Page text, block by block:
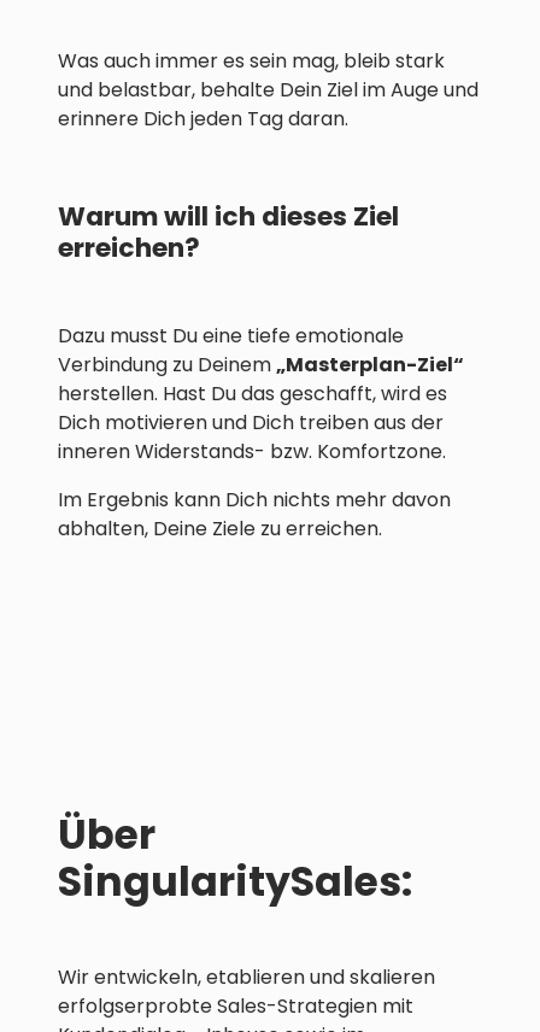
Was auch immer es sein mag, bleib stark
und belastbar, behalte Dein Ziel im Auge und
erinnere Dich jeden Tag daran.
Warum will ich dieses Ziel
erreichen?
Dazu musst Du eine tiefe emotionale
Verbindung zu Deinem„Masterplan-Ziel“
herstellen. Hast Du das geschafft, wird es
Dich motivieren und Dich treiben aus der
inneren Widerstands- bzw. Komfortzone.
Im Ergebnis kann Dich nichts mehr davon
abhalten, Deine Ziele zu erreichen.
Über
SingularitySales:
Wir entwickeln, etablieren und skalieren
erfolgserprobte Sales-Strategien mit